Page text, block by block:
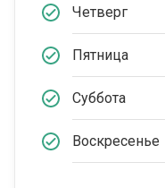
Четверг
Пятница
Суббота
Воскресенье